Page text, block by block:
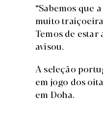
“Sabemos que
muito
Temos de
avisou.
A seleção
em jogo dos
em Doha.